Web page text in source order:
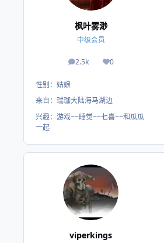
枫叶雾渺
中级会员
2.5k
帖子 0
荣誉积分
性别： 姑娘
来自： 瑞珈大陆海马湖边
兴趣： 游戏~~睡觉~~七喜~~和瓜瓜
一起
viperkings